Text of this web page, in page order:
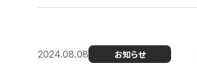
2024.08.08 お知らせ